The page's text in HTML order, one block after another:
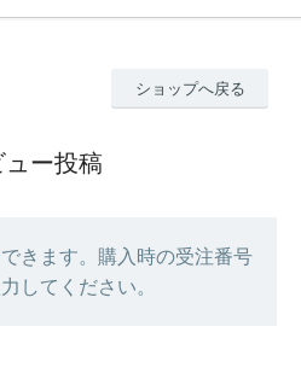
ショップへ戻る
ュー投稿
きます。購入時の受注番号
してください。